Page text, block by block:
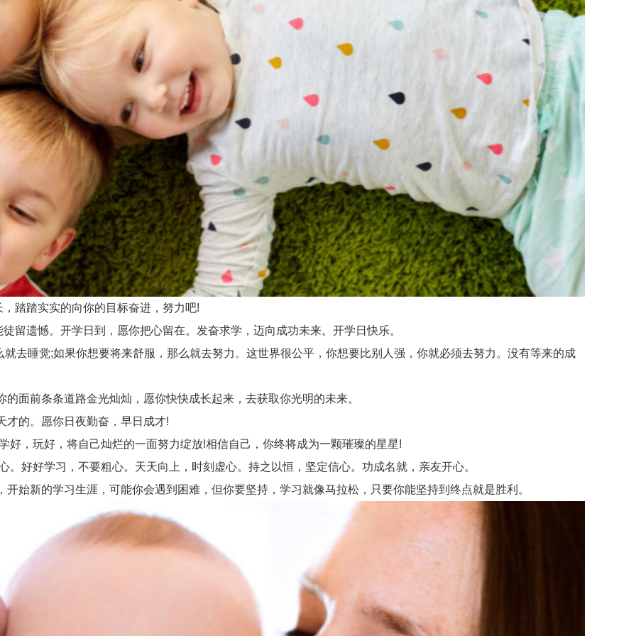
踏实实的向你的目标奋进，努力吧!
遗憾。开学日到，愿你把心留在。发奋求学，迈向成功未来。开学日快乐。
睡觉;如果你想要将来舒服，那么就去努力。这世界很公平，你想要比别人强，你就必须去努力。没有等来的成
前条条道路金光灿灿，愿你快快成长起来，去获取你光明的未来。
的。愿你日夜勤奋，早日成才!
玩好，将自己灿烂的一面努力绽放!相信自己，你终将成为一颗璀璨的星星!
好学习，不要粗心。天天向上，时刻虚心。持之以恒，坚定信心。功成名就，亲友开心。
新的学习生涯，可能你会遇到困难，但你要坚持，学习就像马拉松，只要你能坚持到终点就是胜利。